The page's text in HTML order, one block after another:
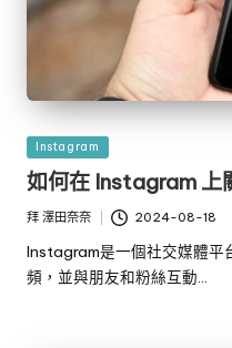
發
佈
於
Instagram
如何在 Instagram 上
發
者
拜 澤田奈奈 2024-08-18
Instagram是一個社交媒體平
頻，並與朋友和粉絲互動…